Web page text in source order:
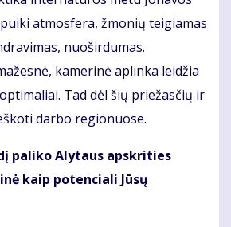
atmosfera, žmonių teigiamas
nuoširdumas.
kamerinė aplinka leidžia
Tad dėl šių priežasčių ir
darbo regionuose.
paliko Alytaus apskrities
kaip potenciali Jūsų